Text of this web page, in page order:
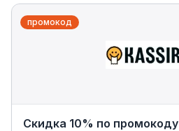
промокод
Скидка 10% по